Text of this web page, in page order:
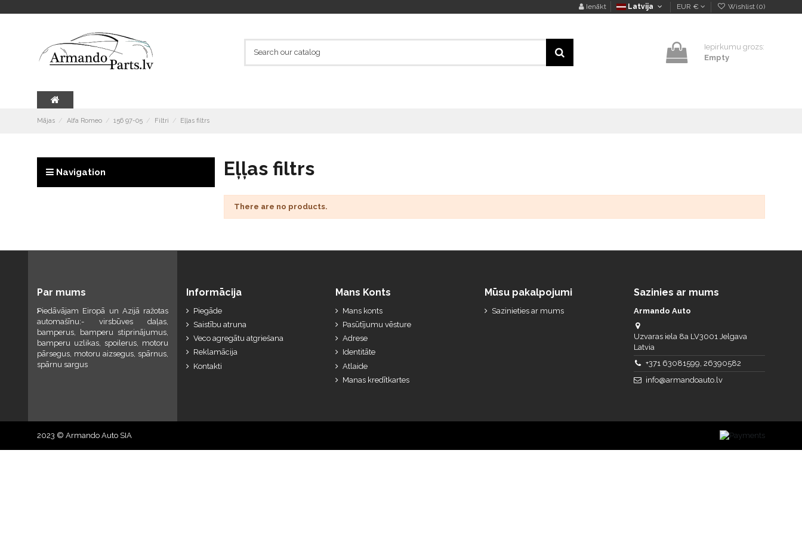
Ienākt Latvija EUR € Wishlist (0)
Iepirkumu grozs:
Empty
Mājas Alfa Romeo 156 97-05 Filtri Eļļas filtrs
Eļļas filtrs
There are no products.
Navigation
Par mums
Piedāvājam Eiropā un Azijā ražotas
automašīnu:- virsbūves daļas,
bamperus, bamperu stiprinājumus,
bamperu uzlikas, spoilerus, motoru
pārsegus, motoru aizsegus, spārnus,
spārnu sargus
Informācija
Piegāde
Saistību atruna
Veco agregātu atgriešana
Reklamācija
Kontakti
Mans Konts
Mans konts
Pasūtījumu vēsture
Adrese
Identitāte
Atlaide
Manas kredītkartes
Mūsu pakalpojumi
Sazinieties ar mums
Sazinies ar mums
Armando Auto
Uzvaras iela 8a LV3001 Jelgava
Latvia
+371 63081599, 26390582
info@armandoauto.lv
2023 © Armando Auto SIA